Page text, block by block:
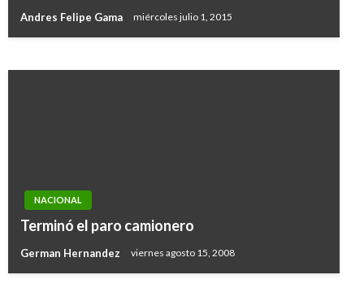
Andres Felipe Gama miércoles julio 1, 2015
NACIONAL
Terminó el paro camionero
German Hernandez viernes agosto 15, 2008